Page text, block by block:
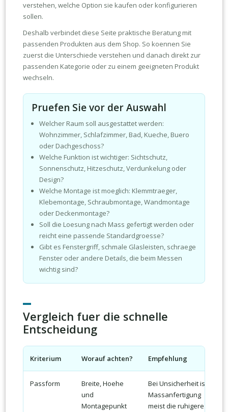
verstehen, welche Option sie kaufen oder konfigurieren
sollen.
Deshalb verbindet diese Seite praktische Beratung mit
passenden Produkten aus dem Shop. So koennen Sie
zuerst die Unterschiede verstehen und danach direkt zur
passenden Kategorie oder zu einem geeigneten Produkt
wechseln.
Pruefen Sie vor der Auswahl
Welcher Raum soll ausgestattet werden:
Wohnzimmer, Schlafzimmer, Bad, Kueche, Buero
oder Dachgeschoss?
Welche Funktion ist wichtiger: Sichtschutz,
Sonnenschutz, Hitzeschutz, Verdunkelung oder
Design?
Welche Montage ist moeglich: Klemmtraeger,
Klebemontage, Schraubmontage, Wandmontage
oder Deckenmontage?
Soll die Loesung nach Mass gefertigt werden oder
reicht eine passende Standardgroesse?
Gibt es Fenstergriff, schmale Glasleisten, schraege
Fenster oder andere Details, die beim Messen
wichtig sind?
Vergleich fuer die schnelle
Entscheidung
Kriterium Worauf achten? Empfehlung
Passform
Breite, Hoehe
und
Montagepunkt
Bei Unsicherheit ist
Massanfertigung
meist die ruhigere